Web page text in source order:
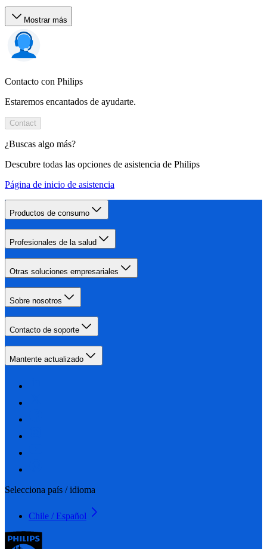
Mostrar más
Contacto con Philips
Estaremos encantados de ayudarte.
Contact
¿Buscas algo más?
Descubre todas las opciones de asistencia de Philips
Página de inicio de asistencia
Productos de consumo
Profesionales de la salud
Otras soluciones empresariales
Sobre nosotros
Contacto de soporte
Mantente actualizado
Selecciona país / idioma
Chile / Español